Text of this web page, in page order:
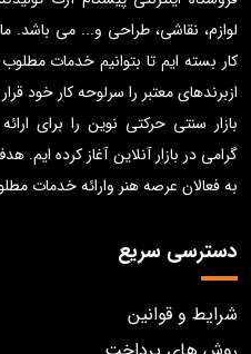
لوازم، نقاشی، طراحی و... می باشد.
کار بسته ایم تا بتوانیم خدمات
ازبرندهای معتبر را سرلوحه کار خود
بازار سنتی حرکتی نوین را برای
گرامی در بازار آنلاین آغاز کرده
به فعالان عرصه هنر وارائه خدمات
دسترسی سریع
شرایط و قوانین